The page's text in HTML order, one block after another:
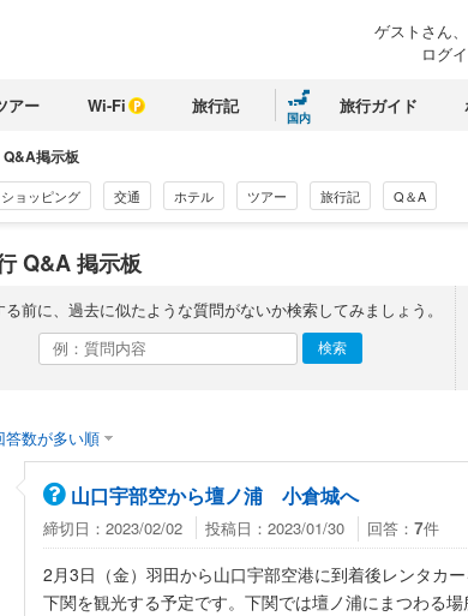
ゲストさん
ログ
アー Wi-Fi 旅行記
国内
旅行ガイド
Q&A掲示板
ショッピング 交通 ホテル ツアー 旅行記 Q＆A
Q&A 掲示板
る前に、過去に似たような質問がないか検索してみましょう。
答数が多い順
山口宇部空から壇ノ浦 小倉城へ
締切日：2023/02/02 投稿日：2023/01/30 回答： 7件
2月3日（金）羽田から山口宇部空港に到着後レンタカ
下関を観光する予定です。下関では壇ノ浦にまつわる場